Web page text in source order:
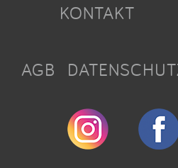
KONTAKT
AGB